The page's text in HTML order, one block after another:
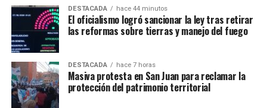
DESTACADA hace 44 minutos
El oficialismo logró sancionar la ley tras retirar
las reformas sobre tierras y manejo del fuego
DESTACADA hace 7 horas
Masiva protesta en San Juan para reclamar la
protección del patrimonio territorial